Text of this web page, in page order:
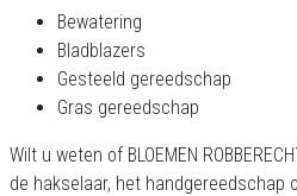
Bewatering
Bladblazers
Gesteeld gereedschap
Gras gereedschap
Wilt u weten of BLOEMEN
de hakselaar, het handgereedschap